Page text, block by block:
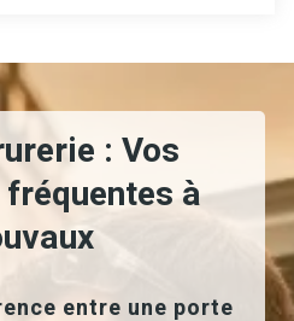
: Vos
à
entre une porte